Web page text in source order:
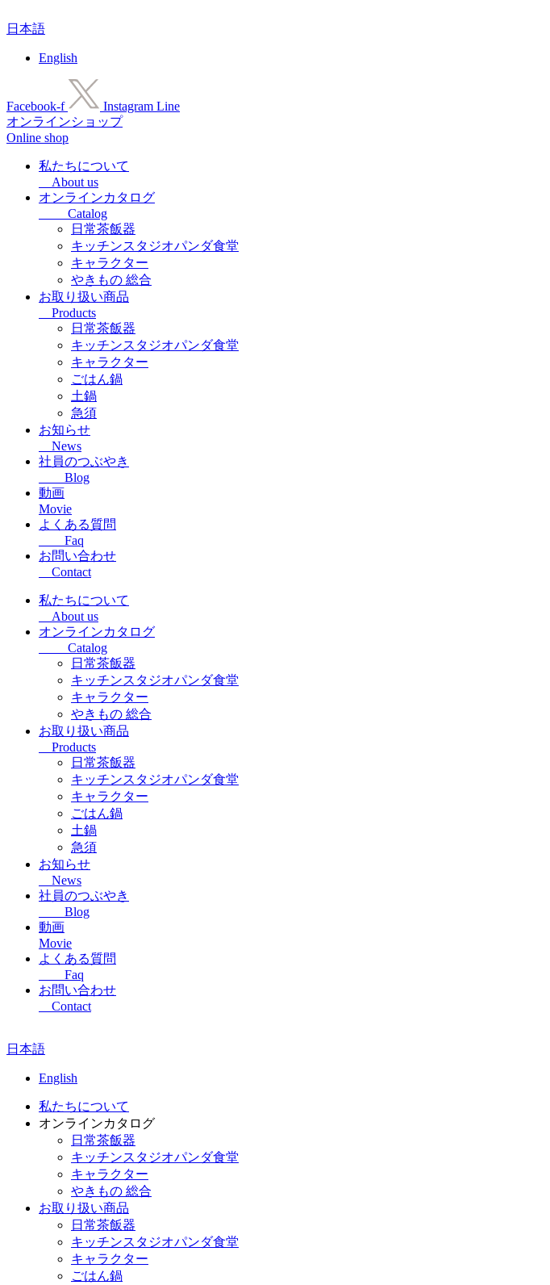
ン
ス
キ
日本語
English
Facebook-f Instagram Line
オンラインショップ
Online shop
私たちについて
About us
オンラインカタログ
Catalog
日常茶飯器
キッチンスタジオパンダ食堂
キャラクター
やきもの 総合
お取り扱い商品
Products
日常茶飯器
キッチンスタジオパンダ食堂
キャラクター
ごはん鍋
土鍋
急須
お知らせ
News
社員のつぶやき
Blog
動画
Movie
よくある質問
Faq
お問い合わせ
Contact
私たちについて
About us
オンラインカタログ
Catalog
日常茶飯器
キッチンスタジオパンダ食堂
キャラクター
やきもの 総合
お取り扱い商品
Products
日常茶飯器
キッチンスタジオパンダ食堂
キャラクター
ごはん鍋
土鍋
急須
お知らせ
News
社員のつぶやき
Blog
動画
Movie
よくある質問
Faq
お問い合わせ
Contact
日本語
English
私たちについて
オンラインカタログ
日常茶飯器
キッチンスタジオパンダ食堂
キャラクター
やきもの 総合
お取り扱い商品
日常茶飯器
キッチンスタジオパンダ食堂
キャラクター
ごはん鍋